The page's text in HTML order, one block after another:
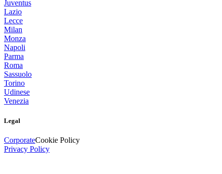
Juventus
Lazio
Lecce
Milan
Monza
Napoli
Parma
Roma
Sassuolo
Torino
Udinese
Venezia
Legal
CorporateCookie Policy
Privacy Policy